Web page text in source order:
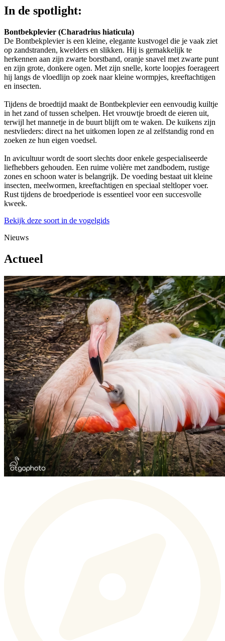
In de spotlight:
Bontbekplevier (Charadrius hiaticula)
De Bontbekplevier is een kleine, elegante kustvogel die je vaak ziet
op zandstranden, kwelders en slikken. Hij is gemakkelijk te
herkennen aan zijn zwarte borstband, oranje snavel met zwarte punt
en zijn grote, donkere ogen. Met zijn snelle, korte loopjes foerageert
hij langs de vloedlijn op zoek naar kleine wormpjes, kreeftachtigen
en insecten.
Tijdens de broedtijd maakt de Bontbekplevier een eenvoudig kuiltje
in het zand of tussen schelpen. Het vrouwtje broedt de eieren uit,
terwijl het mannetje in de buurt blijft om te waken. De kuikens zijn
nestvlieders: direct na het uitkomen lopen ze al zelfstandig rond en
zoeken ze hun eigen voedsel.
In avicultuur wordt de soort slechts door enkele gespecialiseerde
liefhebbers gehouden. Een ruime volière met zandbodem, rustige
zones en schoon water is belangrijk. De voeding bestaat uit kleine
insecten, meelwormen, kreeftachtigen en speciaal steltloper voer.
Rust tijdens de broedperiode is essentieel voor een succesvolle
kweek.
Bekijk deze soort in de vogelgids
Nieuws
Actueel